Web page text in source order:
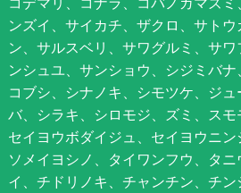
ンズイ、サイカチ、ザクロ、サト
ン、サルスベリ、サワグルミ、サ
ンシュユ、サンショウ、シジミバ
コブシ、シナノキ、シモツケ、ジ
バ、シラキ、シロモジ、ズミ、スモ
セイヨウボダイジュ、セイヨウニン
ソメイヨシノ、タイワンフウ、タ
イ、チドリノキ、チャンチン、チ